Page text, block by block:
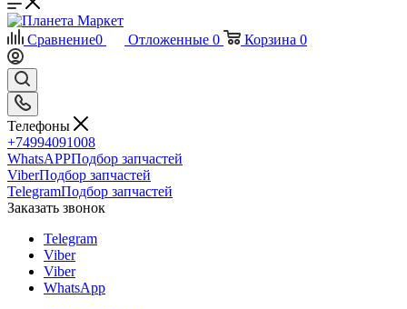
Сравнение0 Отложенные 0 Корзина 0
Телефоны
+74994091008
WhatsAPPПодбор запчастей
ViberПодбор запчастей
TelegramПодбор запчастей
Заказать звонок
Telegram
Viber
Viber
WhatsApp